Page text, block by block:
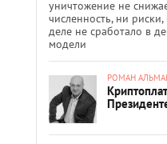
уничтожение не
численность, ни
деле не сработало в
модели
РОМАН